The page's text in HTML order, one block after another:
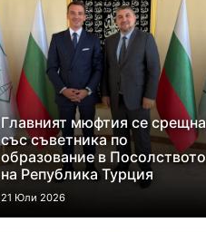
Главният мюфтия се срещна
със съветника по
образование в Посолството
на Република Турция
21 Юли 2026